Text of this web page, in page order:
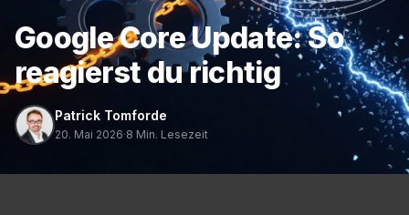
Google Core Update: So
reagierst du richtig
Patrick Tomforde
20. Mai 2026·8 Min. Lesezeit